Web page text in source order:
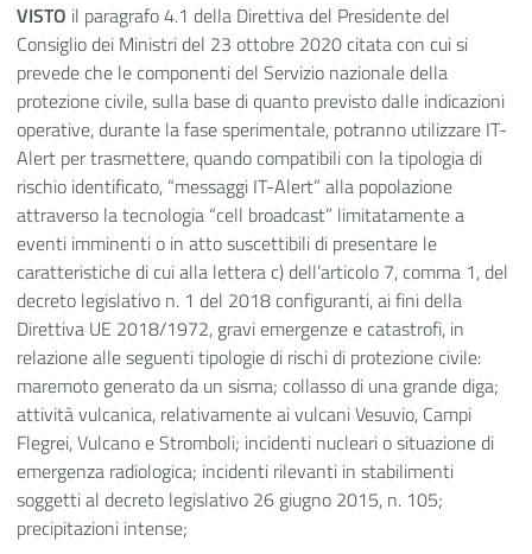
VISTO il paragrafo 4.1 della Direttiva del Presidente del
Consiglio dei Ministri del 23 ottobre 2020 citata con cui si
prevede che le componenti del Servizio nazionale della
protezione civile, sulla base di quanto previsto dalle indicazioni
operative, durante la fase sperimentale, potranno utilizzare IT-
Alert per trasmettere, quando compatibili con la tipologia di
rischio identificato, “messaggi IT-Alert” alla popolazione
attraverso la tecnologia “cell broadcast” limitatamente a
eventi imminenti o in atto suscettibili di presentare le
caratteristiche di cui alla lettera c) dell’articolo 7, comma 1, del
decreto legislativo n. 1 del 2018 configuranti, ai fini della
Direttiva UE 2018/1972, gravi emergenze e catastrofi, in
relazione alle seguenti tipologie di rischi di protezione civile:
maremoto generato da un sisma; collasso di una grande diga;
attività vulcanica, relativamente ai vulcani Vesuvio, Campi
Flegrei, Vulcano e Stromboli; incidenti nucleari o situazione di
emergenza radiologica; incidenti rilevanti in stabilimenti
soggetti al decreto legislativo 26 giugno 2015, n. 105;
precipitazioni intense;